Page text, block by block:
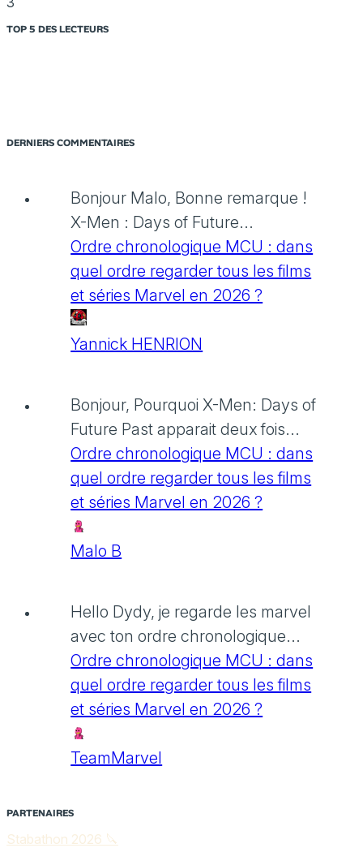
TOP 5 DES LECTEURS
DERNIERS COMMENTAIRES
Bonjour Malo, Bonne remarque !
X-Men : Days of Future...
Ordre chronologique MCU : dans
quel ordre regarder tous les films
et séries Marvel en 2026 ?
Yannick HENRION
Bonjour, Pourquoi X-Men: Days of
Future Past apparait deux fois...
Ordre chronologique MCU : dans
quel ordre regarder tous les films
et séries Marvel en 2026 ?
Malo B
Hello Dydy, je regarde les marvel
avec ton ordre chronologique...
Ordre chronologique MCU : dans
quel ordre regarder tous les films
et séries Marvel en 2026 ?
TeamMarvel
PARTENAIRES
Stabathon 2026 🔪